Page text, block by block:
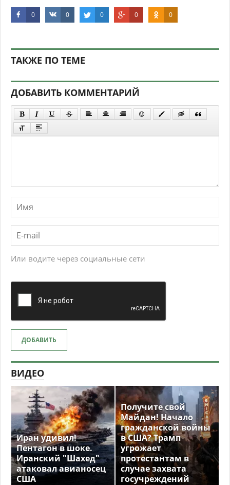
0 0 0 0 0
ТАКЖЕ ПО ТЕМЕ
ДОБАВИТЬ КОММЕНТАРИЙ
Или водите через социальные сети
ДОБАВИТЬ
ВИДЕО
Иран удивил!
Пентагон в шоке.
Иранский "Шахед"
атаковал авианосец
США
Получите свой
Майдан! Начало
гражданской войны
в США? Трамп
угрожает
протестантам в
случае захвата
госучреждений